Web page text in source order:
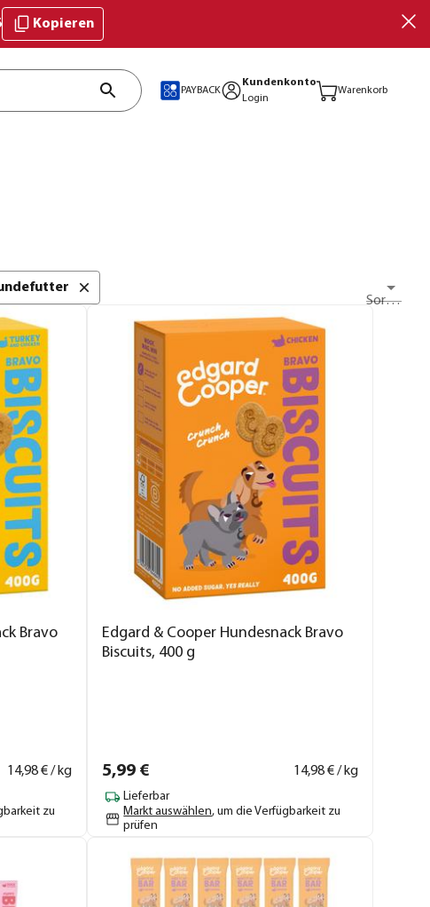
Kopieren
PAYBACK
Kundenkonto
Login
Warenkorb
Sortieren nach
Bravo
14,98€ / kg
zu
Edgard & Cooper Hundesnack Bravo
Biscuits, 400 g
5,99 € 14,98€ / kg
Lieferbar
Markt auswählen, um die Verfügbarkeit zu
prüfen